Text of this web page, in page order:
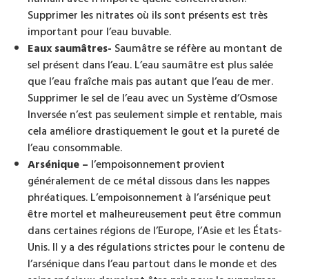
Supprimer les nitrates où ils sont présents est très
important pour l’eau buvable.
Eaux saumâtres- Saumâtre se réfère au montant de
sel présent dans l’eau. L’eau saumâtre est plus salée
que l’eau fraîche mais pas autant que l’eau de mer.
Supprimer le sel de l’eau avec un Système d’Osmose
Inversée n’est pas seulement simple et rentable, mais
cela améliore drastiquement le gout et la pureté de
l’eau consommable.
Arsénique – l’empoisonnement provient
généralement de ce métal dissous dans les nappes
phréatiques. L’empoisonnement à l’arsénique peut
être mortel et malheureusement peut être commun
dans certaines régions de l’Europe, l’Asie et les États-
Unis. Il y a des régulations strictes pour le contenu de
l’arsénique dans l’eau partout dans le monde et des